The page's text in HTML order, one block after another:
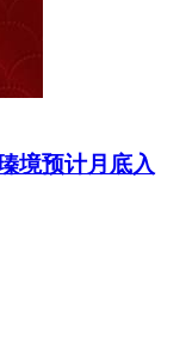
境预计月底入